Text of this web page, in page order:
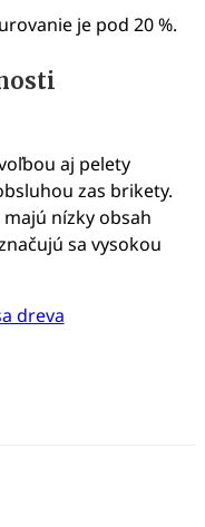
je pod 20 %.
aj pelety
zas brikety.
nízky obsah
sa vysokou